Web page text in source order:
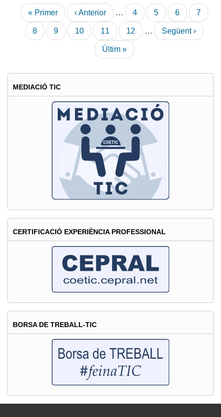
Paginació
Primera
pàgina
« Primer
Pàgina
anterior
‹ Anterior … Pàgina
4 Pàgina
5 Pàgina
6 Pàgina
7
Pàgina
8 Pàgina
9 Pàgina
10 Pàgina
11 Pàgina
12 …
Pàgina
Següent ›
Última
Últim »
MEDIACIÓ TIC
CERTIFICACIÓ EXPERIÈNCIA PROFESSIONAL
BORSA DE TREBALL-TIC